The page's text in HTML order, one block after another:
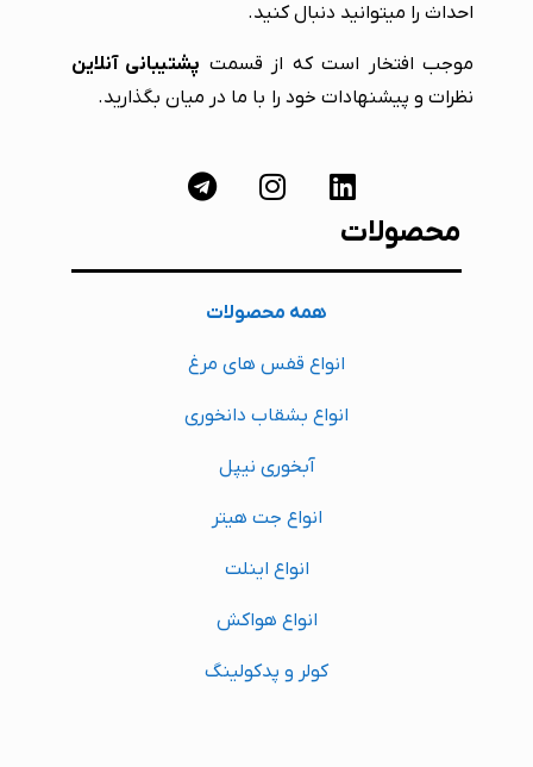
احداث را میتوانید دنبال کنید.
موجب افتخار است که از قسمت پشتیبانی آنلاین
نظرات و پیشنهادات خود را با ما در میان بگذارید.
محصولات
همه محصولات
انواع قفس های مرغ
انواع بشقاب دانخوری
آبخوری نیپل
انواع جت هیتر
انواع اینلت
انواع هواکش
کولر و پدکولینگ